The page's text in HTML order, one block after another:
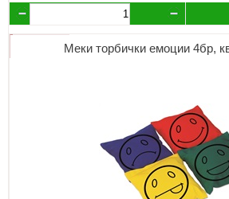
Меки торбички емоции 4бр,